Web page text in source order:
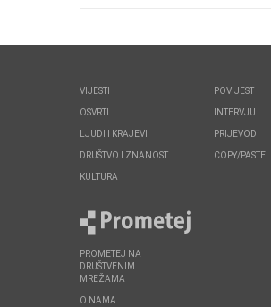
VIJESTI
OSVRTI
LJUDI I KRAJEVI
DRUŠTVO I ZNANOST
KULTURA
POVIJEST
INTERVJU
PRIJEVODI
COPY/PASTE
PROMETEJ NA
DRUŠTVENIM
MREŽAMA
O NAMA